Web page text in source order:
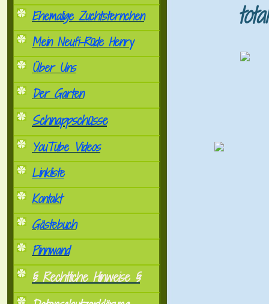
Ehemalige Zuchtsternchen
Mein Neufi-Rüde Henry
Über Uns
Der Garten
Schnappschüsse
YouTube Videos
Linkliste
Kontakt
Gästebuch
Pinnwand
§ Rechtliche Hinweise §